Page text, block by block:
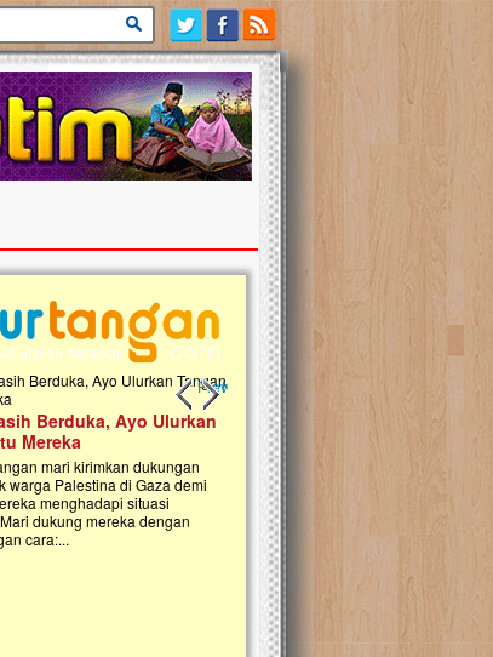
Previous slide
Next slide
Berduka, Ayo Ulurkan
Mereka
mari kirimkan dukungan
warga Palestina di Gaza demi
menghadapi situasi
dukung mereka dengan
cara:...
Open Donasi Wakaf
Rumah Qur'an & TK Islam
Najjah di Jonggol
Saat ini, Ulurtangan bersama Yayasan
Najjahtul Islam Jonggol sedang merintis
pembangunan Rumah Qur’an dan
kanak Islam Terpadu (TKIT) An Najjah
Gedung Majelis Taklim di Jonggol,...